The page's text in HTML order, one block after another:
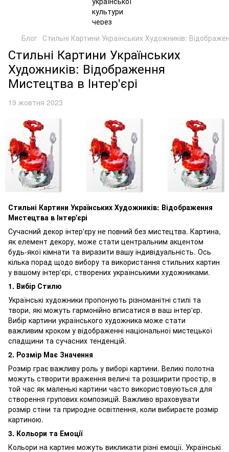
Блог Стильні Картини Українських Художників:
Стильні Картини Українських
Художників: Відображення
Мистецтва в Інтер'єрі
19 жовтня 2023
Стильні Картини Українських Художників: Відображення
Мистецтва в Інтер'єрі
Сучасний декор інтер'єру не повний без мистецтва. Картина,
як елемент декору, може стати центральним акцентом
будь-якої кімнати та виразити вашу індивідуальність. Ось
кілька порад щодо вибору та використання стильних картин
у вашому інтер'єрі, створених українськими художниками.
1. Вибір Стилю
Українські художники пропонують різноманітні стилі та
твори, які можуть гармонійно вписатися в ваш інтер'єр.
Вибір картини українського художника може стати
важливим кроком у відображенні національної мистецької
спадщини та сучасних тенденцій.
2. Розмір Має Значення
Розмір грає важливу роль у виборі картини. Великі полотна
можуть створити враження величі та розширити простір, в
той час як маленькі картини часто використовуються для
створення групових композицій. Важливо враховувати
розмір стіни та природне освітлення, коли вибираєте розмір
картиною.
3. Кольори та Емоції
Кольори на картині можуть викликати різні емоції. Українські